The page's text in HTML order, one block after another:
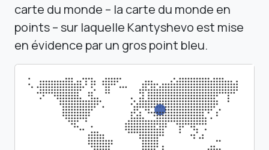
carte du monde – la carte du monde en
points – sur laquelle Kantyshevo est mise
en évidence par un gros point bleu.